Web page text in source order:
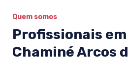
Quem somos
Profissionais
Chaminé Arcos